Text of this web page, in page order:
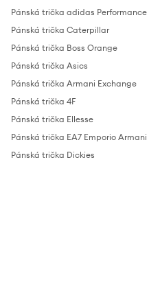
Pánská trička adidas Performance
Pánská trička Caterpillar
Pánská trička Boss Orange
Pánská trička Asics
Pánská trička Armani Exchange
Pánská trička 4F
Pánská trička Ellesse
Pánská trička EA7 Emporio Armani
Pánská trička Dickies